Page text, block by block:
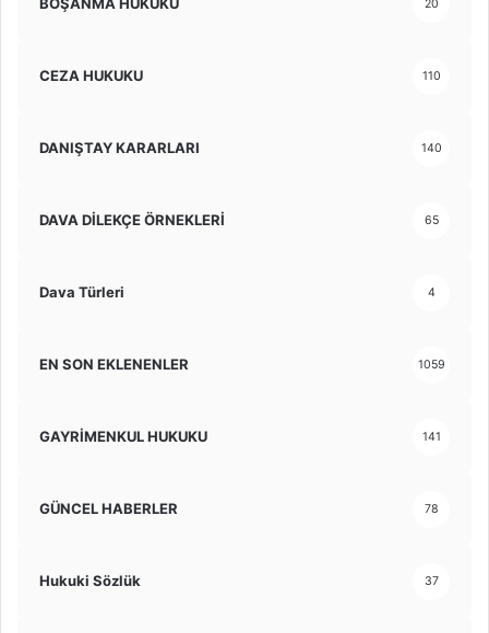
BOŞANMA HUKUKU 20
CEZA HUKUKU 110
DANIŞTAY KARARLARI 140
DAVA DİLEKÇE ÖRNEKLERİ 65
Dava Türleri 4
EN SON EKLENENLER 1059
GAYRİMENKUL HUKUKU 141
GÜNCEL HABERLER 78
Hukuki Sözlük 37